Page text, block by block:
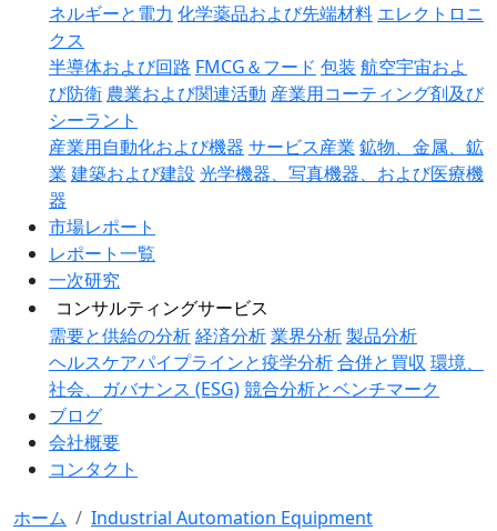
ネルギーと電力 化学薬品および先端材料 エレクトロニ
クス
半導体および回路 FMCG＆フード 包装 航空宇宙およ
び防衛 農業および関連活動 産業用コーティング剤及び
シーラント
産業用自動化および機器 サービス産業 鉱物、金属、鉱
業 建築および建設 光学機器、写真機器、および医療機
器
市場レポート
レポート一覧
一次研究
コンサルティングサービス
需要と供給の分析経済分析業界分析製品分析
ヘルスケアパイプラインと疫学分析合併と買収 環境、
社会、ガバナンス (ESG)競合分析とベンチマーク
ブログ
会社概要
コンタクト
ホーム
Industrial Automation Equipment